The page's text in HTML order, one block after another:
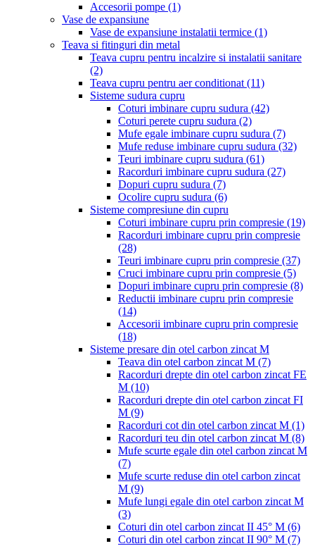
Accesorii pompe (1)
Vase de expansiune
Vase de expansiune instalatii termice (1)
Teava si fitinguri din metal
Teava cupru pentru incalzire si instalatii sanitare
(2)
Teava cupru pentru aer conditionat (11)
Sisteme sudura cupru
Coturi imbinare cupru sudura (42)
Coturi perete cupru sudura (2)
Mufe egale imbinare cupru sudura (7)
Mufe reduse imbinare cupru sudura (32)
Teuri imbinare cupru sudura (61)
Racorduri imbinare cupru sudura (27)
Dopuri cupru sudura (7)
Ocolire cupru sudura (6)
Sisteme compresiune din cupru
Coturi imbinare cupru prin compresie (19)
Racorduri imbinare cupru prin compresie
(28)
Teuri imbinare cupru prin compresie (37)
Cruci imbinare cupru prin compresie (5)
Dopuri imbinare cupru prin compresie (8)
Reductii imbinare cupru prin compresie
(14)
Accesorii imbinare cupru prin compresie
(18)
Sisteme presare din otel carbon zincat M
Teava din otel carbon zincat M (7)
Racorduri drepte din otel carbon zincat FE
M (10)
Racorduri drepte din otel carbon zincat FI
M (9)
Racorduri cot din otel carbon zincat M (1)
Racorduri teu din otel carbon zincat M (8)
Mufe scurte egale din otel carbon zincat M
(7)
Mufe scurte reduse din otel carbon zincat
M (9)
Mufe lungi egale din otel carbon zincat M
(3)
Coturi din otel carbon zincat II 45° M (6)
Coturi din otel carbon zincat II 90° M (7)